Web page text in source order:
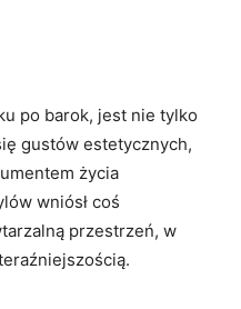
po barok, jest nie tylko
gustów estetycznych,
życia
wniósł coś
przestrzeń,⁣ w